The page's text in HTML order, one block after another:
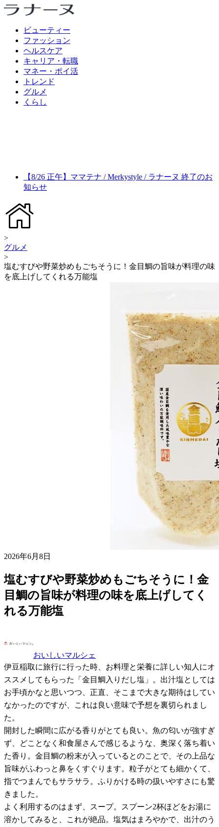
ビューティー
ファッション
ヘルスケア
キャリア・転職
マネー・ポイ活
トレンド
グルメ
くらし
【8/26 正午】ママテナ / Merkystyle / ラナーヌ 終了のお
知らせ
>
グルメ
>
塩むすびや野菜炒めもごちそうに！金目鯛の旨味が料理の味
を底上げしてくれる万能塩
2026年6月8日
塩むすびや野菜炒めもごちそうに！金
目鯛の旨味が料理の味を底上げしてく
れる万能塩
おいしいマルシェ
伊豆稲取に旅行に行った時、お料理と栄養に詳しい知人にオ
ススメしてもらった「金目鯛入りだし塩」。出汁塩としては
お手頃かなと思いつつ、正直、そこまで大きな期待はしてい
なかったのですが、これは良い意味で予想を裏切られまし
た。
開封した瞬間に広がる香りがとても良い。魚の匂いが強すぎ
ず、どことなく和食屋さんで感じるような、奥深く落ち着い
た香り。金目鯛の粉末が入っているとのことで、その上品な
旨味がふわっと鼻をくすぐります。粒子がとても細かくて、
指でつまんでもサラサラ。ふりかける時の扱いやすさにも驚
きました。
よく利用するのはまず、スープ。スプーン2杯ほどをお湯に
溶かしてみると、これが絶品。塩気はまろやかで、出汁のう